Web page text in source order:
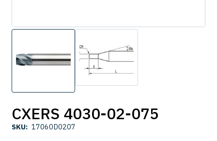
CXERS 4030-02-075
SKU: 17060D0207